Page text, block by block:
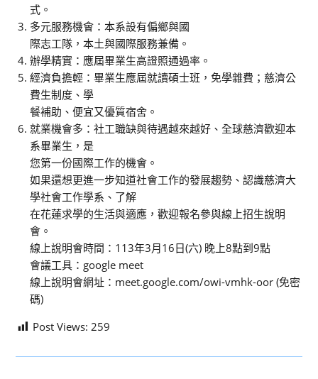
式。
多元服務機會：本系設有偏鄉與國
際志工隊，本土與國際服務兼備。
辦學精實：應屆畢業生高證照通過率。
經濟負擔輕：畢業生應屆就讀碩士班，免學雜費；慈濟公
費生制度、學
餐補助、便宜又優質宿舍。
就業機會多：社工職缺與待遇越來越好、全球慈濟歡迎本
系畢業生，是
您第一份國際工作的機會。
如果還想更進一步知道社會工作的發展趨勢、認識慈濟大
學社會工作學系、了解
在花蓮求學的生活與適應，歡迎報名參與線上招生說明
會。
線上說明會時間：113年3月16日(六) 晚上8點到9點
會議工具：google meet
線上說明會網址：meet.google.com/owi-vmhk-oor (免密
碼)
Post Views: 259